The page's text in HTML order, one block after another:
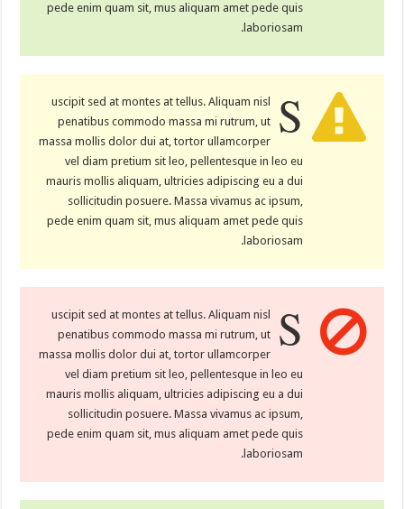
pede enim quam sit, mus aliquam amet pede quis
laboriosam.
S
uscipit sed at montes at tellus. Aliquam nisl
penatibus commodo massa mi rutrum, ut
massa mollis dolor dui at, tortor ullamcorper
vel diam pretium sit leo, pellentesque in leo eu
mauris mollis aliquam, ultricies adipiscing eu a dui
sollicitudin posuere. Massa vivamus ac ipsum,
pede enim quam sit, mus aliquam amet pede quis
laboriosam.
S
uscipit sed at montes at tellus. Aliquam nisl
penatibus commodo massa mi rutrum, ut
massa mollis dolor dui at, tortor ullamcorper
vel diam pretium sit leo, pellentesque in leo eu
mauris mollis aliquam, ultricies adipiscing eu a dui
sollicitudin posuere. Massa vivamus ac ipsum,
pede enim quam sit, mus aliquam amet pede quis
laboriosam.